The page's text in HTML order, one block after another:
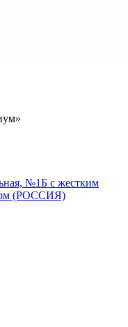
№1Б с жестким
(РОССИЯ)